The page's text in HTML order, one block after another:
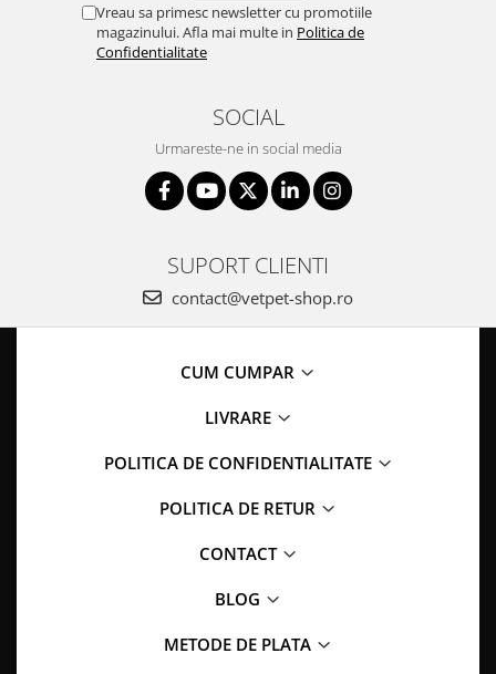
Vreau sa primesc newsletter cu promotiile
magazinului. Afla mai multe in Politica de
Confidentialitate
SOCIAL
Urmareste-ne in social media
SUPORT CLIENTI
contact@vetpet-shop.ro
CUM CUMPAR
LIVRARE
POLITICA DE CONFIDENTIALITATE
POLITICA DE RETUR
CONTACT
BLOG
METODE DE PLATA